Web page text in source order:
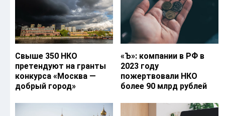
Свыше 350 НКО
претендуют на гранты
конкурса «Москва —
добрый город»
«Ъ‎»: компании в РФ в
2023 году
пожертвовали НКО
более 90 млрд рублей